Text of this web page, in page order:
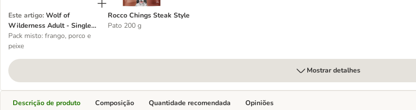
Este artigo: Wolf of
Wilderness Adult - Single
Protein 6 x 400 g
Pack misto: frango, porco e
peixe
Rocco Chings Steak Style
Pato 200 g
Mostrar detalhes
Descrição de produto Composição Quantidade recomendada Opiniões